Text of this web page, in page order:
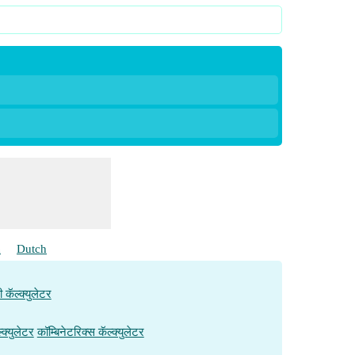
Dutch
कॅल्क्युलेटर
कॉम्बिनेटरिक्स कॅल्क्युलेटर